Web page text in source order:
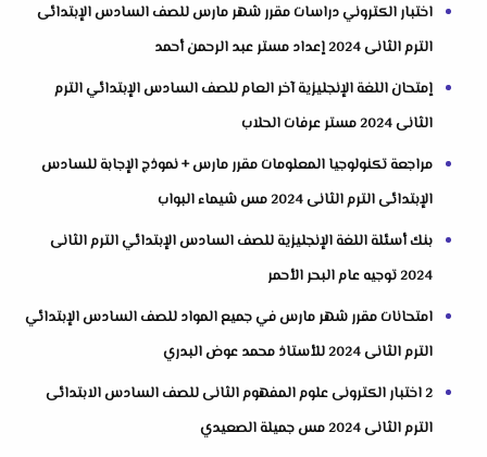
اختبار الكتروني دراسات مقرر شهر مارس للصف السادس الإبتدائى
الترم الثانى 2024 إعداد مستر عبد الرحمن أحمد
إمتحان اللغة الإنجليزية آخر العام للصف السادس الإبتدائي الترم
الثانى 2024 مستر عرفات الحلاب
مراجعة تكنولوجيا المعلومات مقرر مارس + نموذج الإجابة للسادس
الإبتدائى الترم الثانى 2024 مس شيماء البواب
بنك أسئلة اللغة الإنجليزية للصف السادس الإبتدائي الترم الثانى
2024 توجيه عام البحر الأحمر
امتحانات مقرر شهر مارس في جميع المواد للصف السادس الإبتدائي
الترم الثانى 2024 للأستاذ محمد عوض البدري
2 اختبار الكترونى علوم المفهوم الثانى للصف السادس الابتدائى
الترم الثانى 2024 مس جميلة الصعيدي